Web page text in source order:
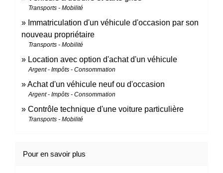
Transports - Mobilité
Immatriculation d'un véhicule d'occasion par son
nouveau propriétaire
Transports - Mobilité
Location avec option d'achat d'un véhicule
Argent - Impôts - Consommation
Achat d'un véhicule neuf ou d'occasion
Argent - Impôts - Consommation
Contrôle technique d'une voiture particulière
Transports - Mobilité
Pour en savoir plus